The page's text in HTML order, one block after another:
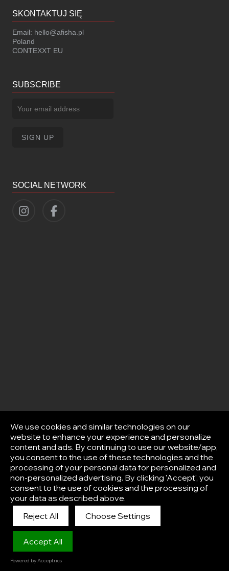
SKONTAKTUJ SIĘ
Email: hello@afisha.pl
Poland
CONTEXXT EU
SUBSCRIBE
SOCIAL NETWORK
Afisha
We use cookies and similar technologies on our
website to enhance your experience and personalize
content and ads. By continuing to use our website/app,
you consent to the use of these technologies and the
processing of your personal data for personalized and
non-personalized advertising. By clicking 'Accept', you
consent to the use of cookies and the processing of
your data as described above.
Reject All
Choose Settings
Accept All
Powered by Acceptrics